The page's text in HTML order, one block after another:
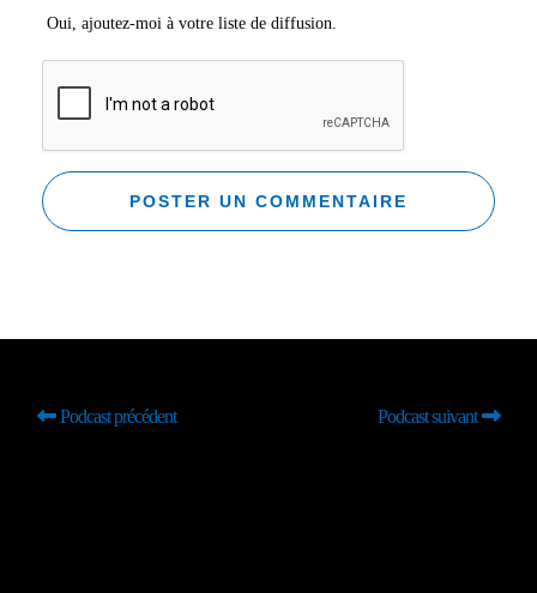
Oui, ajoutez-moi à votre liste de diffusion.
Podcast précédent Podcast suivant